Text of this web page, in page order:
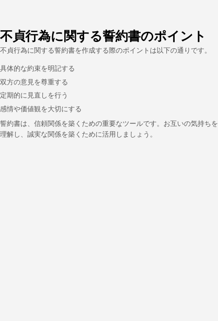
不貞行為に関する誓約書のポイント
不貞行為に関する誓約書を作成する際のポイントは以下の通りです。
具体的な約束を明記する
双方の意見を尊重する
定期的に見直しを行う
感情や価値観を大切にする
誓約書は、信頼関係を築くための重要なツールです。お互いの気持ちを
理解し、誠実な関係を築くために活用しましょう。